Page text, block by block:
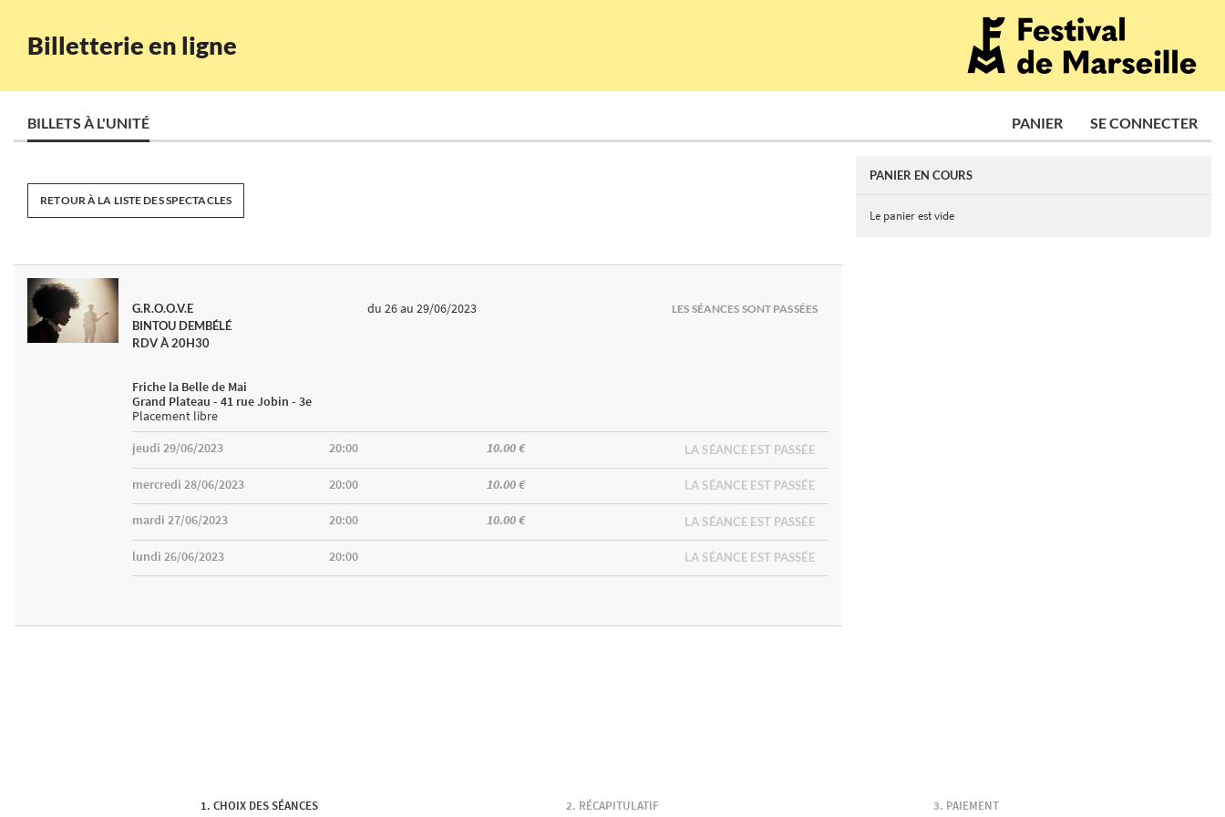
Billetterie en ligne
BILLETS À L'UNITÉ PANIER SE CONNECTER
RETOUR À LA LISTE DES SPECTACLES
G.R.O.O.V.E
BINTOU DEMBÉLÉ
RDV À 20H30
du 26au 29/06/2023 LES SÉANCES SONT PASSÉES
Friche la Belle de Mai
Grand Plateau - 41 rue Jobin - 3e
Placement libre
jeudi 29/06/2023
20:00 10.00 € LA SÉANCE EST PASSÉE
mercredi 28/06/2023 20:00 10.00 € LA SÉANCE EST PASSÉE
mardi 27/06/2023 20:00 10.00 € LA SÉANCE EST PASSÉE
lundi 26/06/2023 20:00 LA SÉANCE EST PASSÉE
PANIER EN COURS
Le panier est vide
CHOIX DES SÉANCES RÉCAPITULATIF PAIEMENT